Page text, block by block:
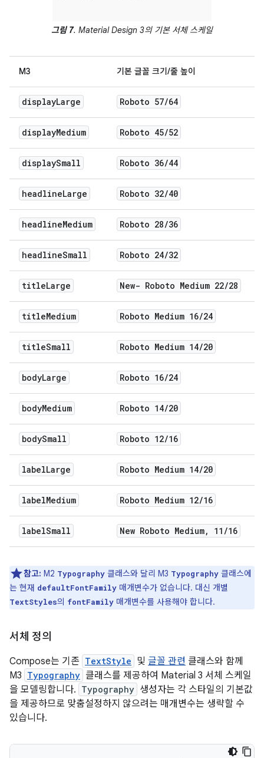
그림 7. Material Design 3의 기본 서체 스케일
M3 기본 글꼴 크기/줄 높이
displayLarge Roboto 57/64
displayMedium Roboto 45/52
displaySmall Roboto 36/44
headlineLarge Roboto 32/40
headlineMedium Roboto 28/36
headlineSmall Roboto 24/32
titleLarge New- Roboto Medium 22/28
titleMedium Roboto Medium 16/24
titleSmall Roboto Medium 14/20
bodyLarge Roboto 16/24
bodyMedium Roboto 14/20
bodySmall Roboto 12/16
labelLarge Roboto Medium 14/20
labelMedium Roboto Medium 12/16
labelSmall New Roboto Medium, 11 /16
참고: M2 Typography 클래스와 달리 M3 Typography 클래스에
는 현재 defaultFontFamily 매개변수가 없습니다. 대신 개별
TextStyles의 fontFamily 매개변수를 사용해야 합니다.
서체 정의
Compose는 기존 TextStyle 및 글꼴 관련 클래스와 함께
M3 Typography 클래스를 제공하여 Material 3 서체 스케일
을 모델링합니다. Typography 생성자는 각 스타일의 기본값
을 제공하므로 맞춤설정하지 않으려는 매개변수는 생략할 수
있습니다.